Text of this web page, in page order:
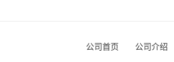
公司首页 公司介绍